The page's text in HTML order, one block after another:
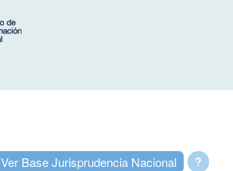
?
Ver Base Jurisprudencia Nacional